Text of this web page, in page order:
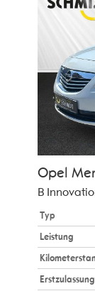
Opel
B
Typ
Leistung
Erstzulassung